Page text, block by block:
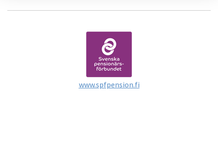
www.spfpension.fi